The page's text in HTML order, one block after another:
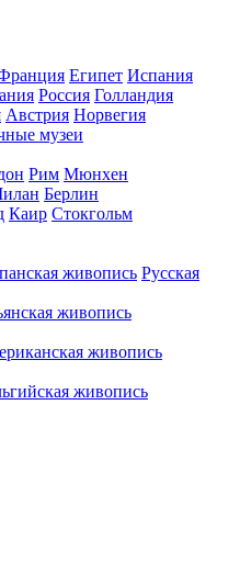
Египет Испания
Россия Голландия
Австрия Норвегия
музеи
Рим Мюнхен
Берлин
Каир Стокгольм
живопись Русская
живопись
живопись
живопись